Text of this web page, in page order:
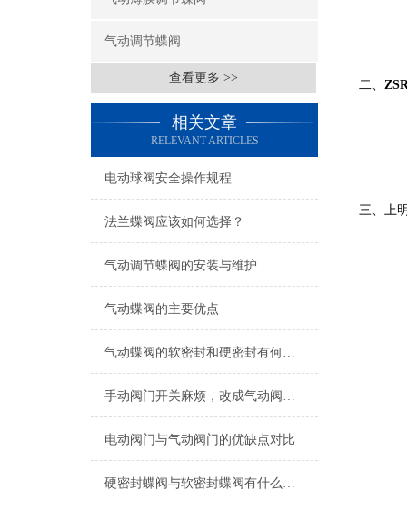
气动调节蝶阀
查看更多 >>
相关文章
RELEVANT ARTICLES
电动球阀安全操作规程
法兰蝶阀应该如何选择？
气动调节蝶阀的安装与维护
气动蝶阀的主要优点
气动蝶阀的软密封和硬密封有何具体区别？
手动阀门开关麻烦，改成气动阀门需要注意什么？
电动阀门与气动阀门的优缺点对比
硬密封蝶阀与软密封蝶阀有什么不同？
二、
三、上